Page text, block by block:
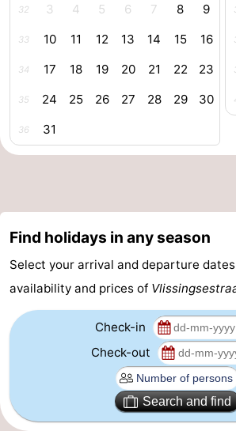
Nieuwvliet
Sluis
Het
Zwin
Contact
us
32 3 4 5 6 7 8 9
33 10 11 12 13 14 15 16
34 17 18 19 20 21 22 23
35 24 25 26 27 28 29 30
36 31
Find holidays in any season
Select your arrival and departure
availability and prices of
Check-in
Check-out
Search and find